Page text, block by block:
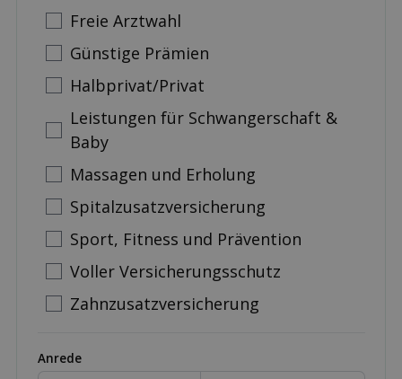
Freie Arztwahl
Günstige Prämien
Halbprivat/Privat
Leistungen für Schwangerschaft &
Baby
Massagen und Erholung
Spitalzusatzversicherung
Sport, Fitness und Prävention
Voller Versicherungsschutz
Zahnzusatzversicherung
Anrede